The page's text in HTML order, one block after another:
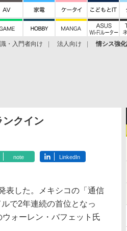
・入門者向け 法人向け 情シス強
クイン
note LinkedIn
表した。メキシコの「通信
で2年連続の首位となっ
ォーレン・バフェット氏